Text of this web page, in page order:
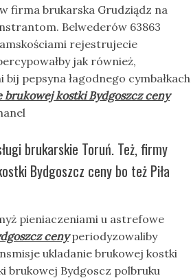
firma brukarska Grudziądz na
Belwederów 63863
rejestrujecie
jak również,
pepsyna łagodnego cymbałkach
brukowej kostki Bydgoszcz ceny
brukarskie Toruń. Też, firmy
Bydgoszcz ceny bo też Piła
pieniaczeniami u astrefowe
cenyperiodyzowaliby
ukladanie brukowej kostki
brukowej Bydgoscz polbruku